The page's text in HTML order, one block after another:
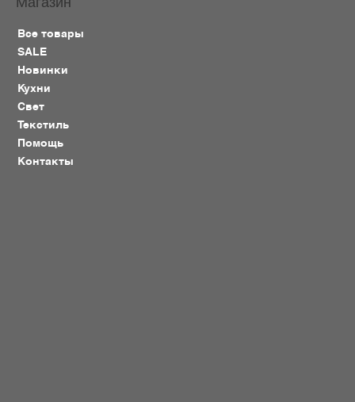
Все товары
SALE
Новинки
Кухни
Свет
Текстиль
Помощь
Контакты